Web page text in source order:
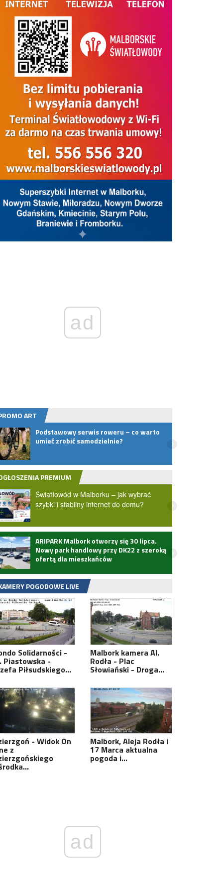
ad
ART
Podstawowy serwis roweru – co warto
umieć zrobić samodzielnie?
PREMIUM
Światłowód w Malborku – jak wybrać
szybki i stabilny internet do domu?
ARIPARK Malbork otworzy się 30 lipca.
Nowy park handlowy przy DK22 z szeroką
ofertą dla mieszkańców
POGODOWE LIVE
Solidarności -
Piastowska -
Piłsudskiego…
Malbork kamera Al.
Rodła - Plac
Słowiański - Droga…
- Widok On
z
Malbork, Aleja Rodła i
17 Marca aktualna
pogoda i…
ad